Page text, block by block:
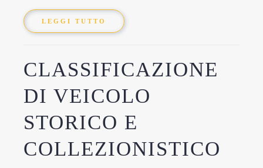
LEGGI TUTTO
CLASSIFICAZIONE
DI VEICOLO
STORICO E
COLLEZIONISTICO